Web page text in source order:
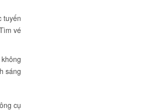
tuyến
vé
sáng
cụ